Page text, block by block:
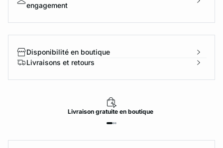
engagement
Disponibilité en boutique
Livraisons et retours
Livraisongratuiteen boutique